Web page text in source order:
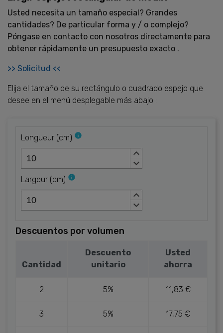
Usted necesita un tamaño especial? Grandes
cantidades? De particular forma y / o complejo?
Póngase en contacto con nosotros directamente para
obtener rápidamente un presupuesto exacto .
>> Solicitud <<
Elija el tamaño de su rectángulo o cuadrado espejo que
desee en el menú desplegable más abajo :
Longueur (cm) info
keyboard_arrow_up
keyboard_arrow_down
Largeur (cm) info
keyboard_arrow_up
keyboard_arrow_down
Descuentos por volumen
Cantidad
Descuento
unitario
Usted
ahorra
2 5% 11,83 €
3 5% 17,75 €